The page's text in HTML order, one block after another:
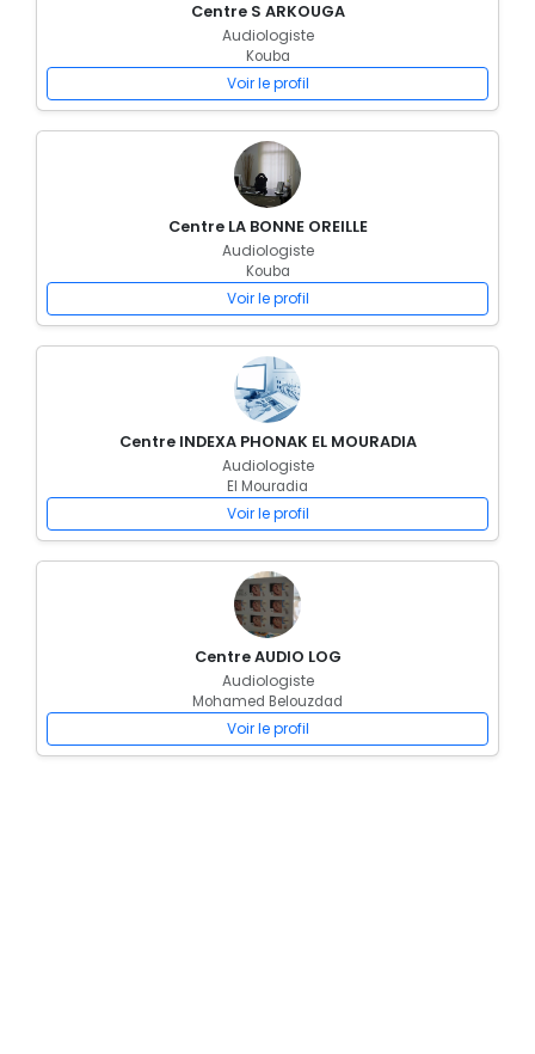
Centre S ARKOUGA
Audiologiste
Kouba
Voir le profil
Centre LA BONNE OREILLE
Audiologiste
Kouba
Voir le profil
Centre INDEXA PHONAK EL MOURADIA
Audiologiste
El Mouradia
Voir le profil
Centre AUDIO LOG
Audiologiste
Mohamed Belouzdad
Voir le profil